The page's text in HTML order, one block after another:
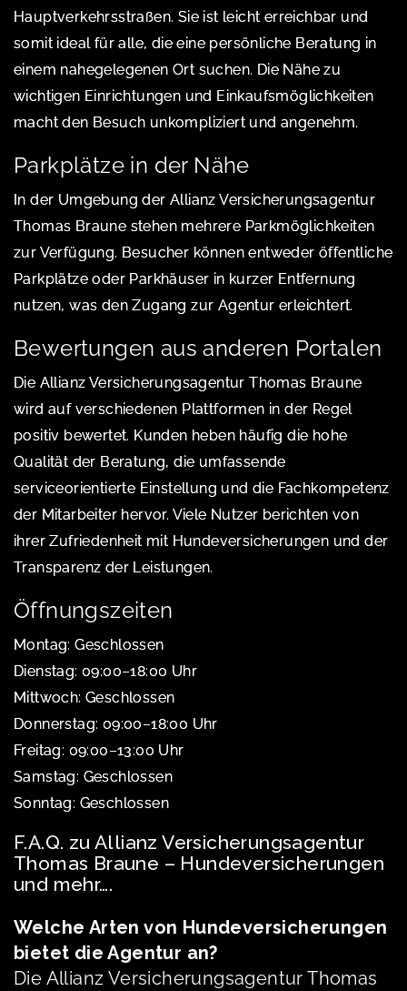
Hauptverkehrsstraßen. Sie ist leicht erreichbar und
somit ideal für alle, die eine persönliche Beratung in
einem nahegelegenen Ort suchen. Die Nähe zu
wichtigen Einrichtungen und Einkaufsmöglichkeiten
macht den Besuch unkompliziert und angenehm.
Parkplätze in der Nähe
In der Umgebung der Allianz Versicherungsagentur
Thomas Braune stehen mehrere Parkmöglichkeiten
zur Verfügung. Besucher können entweder öffentliche
Parkplätze oder Parkhäuser in kurzer Entfernung
nutzen, was den Zugang zur Agentur erleichtert.
Bewertungen aus anderen Portalen
Die Allianz Versicherungsagentur Thomas Braune
wird auf verschiedenen Plattformen in der Regel
positiv bewertet. Kunden heben häufig die hohe
Qualität der Beratung, die umfassende
serviceorientierte Einstellung und die Fachkompetenz
der Mitarbeiter hervor. Viele Nutzer berichten von
ihrer Zufriedenheit mit Hundeversicherungen und der
Transparenz der Leistungen.
Öffnungszeiten
Montag: Geschlossen
Dienstag: 09:00–18:00 Uhr
Mittwoch: Geschlossen
Donnerstag: 09:00–18:00 Uhr
Freitag: 09:00–13:00 Uhr
Samstag: Geschlossen
Sonntag: Geschlossen
F.A.Q. zu Allianz Versicherungsagentur
Thomas Braune – Hundeversicherungen
und mehr….
Welche Arten von Hundeversicherungen
bietet die Agentur an?
Die Allianz Versicherungsagentur Thomas